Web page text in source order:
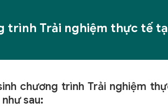
trình Trải nghiệm thực tế
chương trình Trải nghiệm
sau: